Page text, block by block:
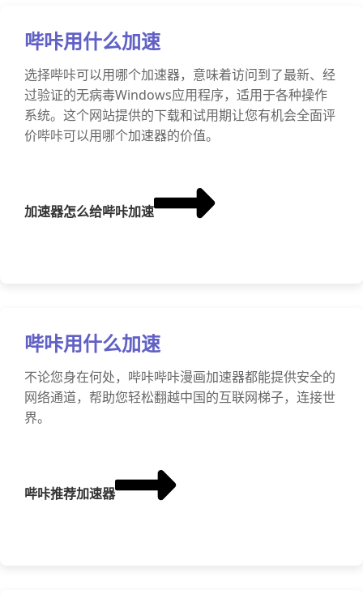
哔咔用什么加速
选择哔咔可以用哪个加速器，意味着访问到了最新、经
过验证的无病毒Windows应用程序，适用于各种操作
系统。这个网站提供的下载和试用期让您有机会全面评
价哔咔可以用哪个加速器的价值。
加速器怎么给哔咔加速
哔咔用什么加速
不论您身在何处，哔咔哔咔漫画加速器都能提供安全的
网络通道，帮助您轻松翻越中国的互联网梯子，连接世
界。
哔咔推荐加速器